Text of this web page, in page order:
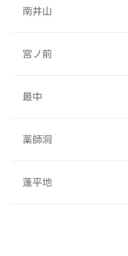
南井山
宮ノ前
最中
薬師洞
蓬平地